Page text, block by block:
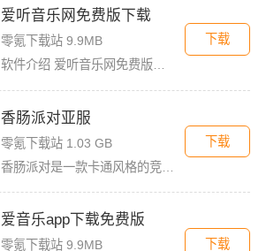
爱听音乐网免费版下载
零氪下载站 9.9MB
下载
香肠派对亚服
零氪下载站 1.03 GB
下载
爱音乐app下载免费版
零氪下载站 9.9MB 下载